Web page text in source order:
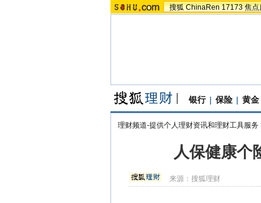
搜狐 ChinaRen 17173 焦点
银行 | 保险 | 黄金
理财频道-提供个人理财资讯和理财工具服务
人保健康个
来源： 搜狐理财